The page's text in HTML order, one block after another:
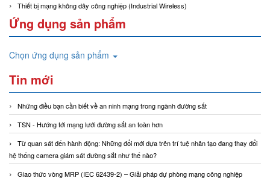
Thiết bị mạng không dây công nghiệp (Industrial Wireless)
Ứng dụng sản phẩm
Chọn ứng dụng sản phẩm
Tin mới
Những điều bạn cần biết về an ninh mạng trong ngành đường sắt
TSN - Hướng tới mạng lưới đường sắt an toàn hơn
Từ quan sát đến hành động: Những đổi mới dựa trên trí tuệ nhân tạo đang thay đổi
hệ thống camera giám sát đường sắt như thế nào?
Giao thức vòng MRP (IEC 62439-2) – Giải pháp dự phòng mạng công nghiệp